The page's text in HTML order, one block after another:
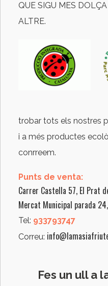
QUE SIGU MES
ALTRE.
trobar tots els nostres
i a més productes
conrreem.
Punts de venta:
Carrer Castella 57, El Prat
Mercat Municipal parada
Tel: 933793747
Correu:
Fes un ull a